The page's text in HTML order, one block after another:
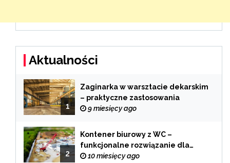
Aktualności
1
Zaginarka w warsztacie dekarskim
– praktyczne zastosowania
9 miesięcy ago
2
Kontener biurowy z WC –
funkcjonalne rozwiązanie dla
każdej branży
10 miesięcy ago